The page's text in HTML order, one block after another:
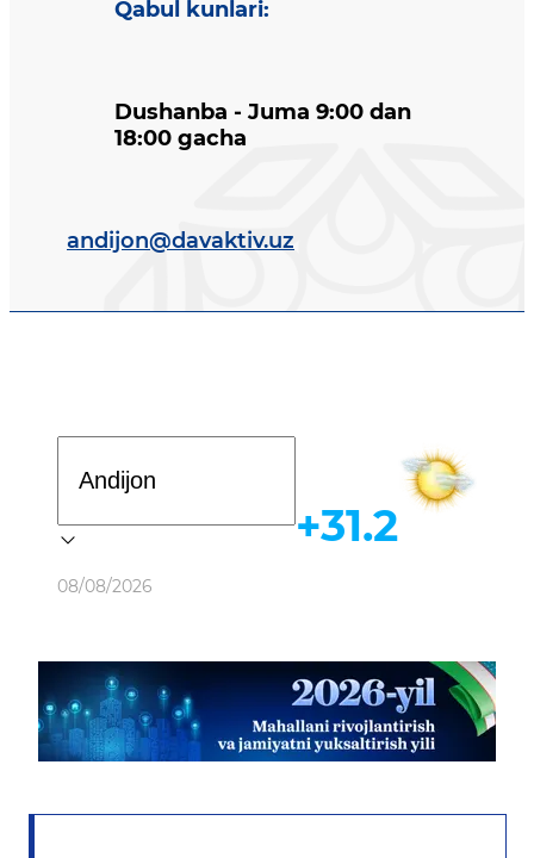
Qabul kunlari:
Dushanba - Juma 9:00 dan
18:00 gacha
andijon@davaktiv.uz
Ob-havo
08/08/2026
+31.2